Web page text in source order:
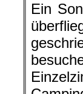
Ein